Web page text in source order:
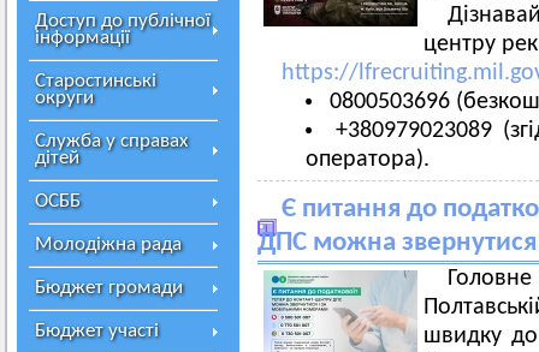
Доступ до публічної
інформації
Старостинські
округи
Служба у справах
дітей
ОСББ
Молодіжна рада
Бюджет громади
Бюджет участі
центру
https://
0800503696
+380979023089
оператора).
Є питання до
ДПС можна
швидку